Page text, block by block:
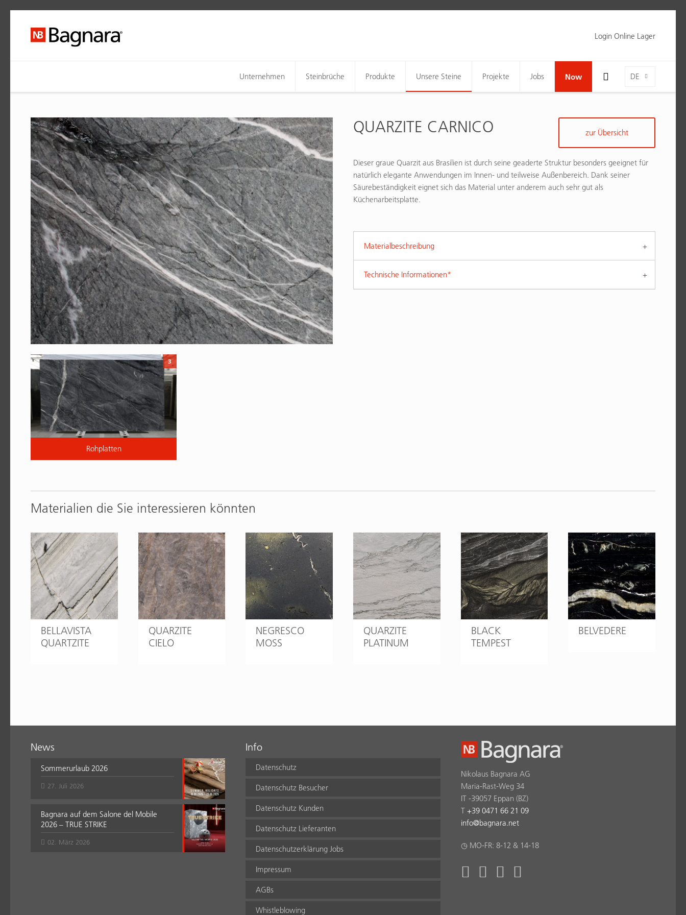
Login Online Lager
DE
Toggle Search Bar Visibility For Wide Screens
Unternehmen
Steinbrüche Produkte Unsere Steine Projekte Jobs Now
Rohplatten
3
QUARZITE CARNICO
Dieser graue Quarzit aus Brasilien ist durch seine geaderte Struktur besonders geeignet für
natürlich elegante Anwendungen im Innen- und teilweise Außenbereich. Dank seiner
Säurebeständigkeit eignet sich das Material unter anderem auch sehr gut als
Küchenarbeitsplatte.
zur Übersicht
Materialbeschreibung
Technische Informationen*
Materialien die Sie interessieren könnten
BELLAVISTA
QUARTZITE
QUARZITE
CIELO
NEGRESCO
MOSS
QUARZITE
PLATINUM
BLACK
TEMPEST
BELVEDERE
News
Sommerurlaub 2026
27. Juli 2026
Bagnara auf dem Salone del Mobile
2026 – TRUE STRIKE
02. März 2026
Info
Datenschutz
Datenschutz Besucher
Datenschutz Kunden
Datenschutz Lieferanten
Datenschutzerklärung Jobs
Impressum
AGBs
Whistleblowing
Nikolaus Bagnara AG
Maria-Rast-Weg 34
IT -39057 Eppan (BZ)
T +39 0471 66 21 09
info@bagnara.net
◷ MO-FR: 8-12 & 14-18